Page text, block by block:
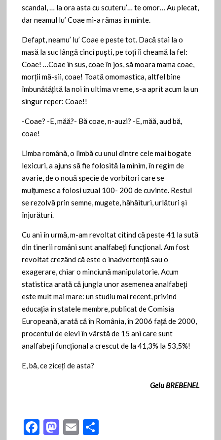
scandal, … la ora asta cu scuteru’… te omor… Au plecat,
dar neamul lu’ Coae mi-a rămas în minte.
Defapt, neamu’ lu’ Coae e peste tot. Dacă stai la o
masă la suc lângă cinci puşti, pe toţi îi cheamă la fel:
Coae! …Coae în sus, coae în jos, să moara mama coae,
morţii mă-sii, coae! Toată omomastica, altfel bine
îmbunătăţită la noi în ultima vreme, s-a aprit acum la un
singur reper: Coae!!
-Coae? -E, măă?- Bă coae, n-auzi? -E, măă, aud bă,
coae!
Limba română, o limbă cu unul dintre cele mai bogate
lexicuri, a ajuns să fie folosită la minim, în regim de
avarie, de o nouă specie de vorbitori care se
mulţumesc a folosi uzual 100- 200 de cuvinte. Restul
se rezolvă prin semne, mugete, hăhăituri, urlături şi
înjurături.
Cu ani în urmă, m-am revoltat citind că peste 41 la sută
din tinerii români sunt analfabeţi funcţional. Am fost
revoltat crezând că este o inadvertenţă sau o
exagerare, chiar o minciună manipulatorie. Acum
statistica arată că jungla unor asemenea analfabeţi
este mult mai mare: un studiu mai recent, privind
educația în statele membre, publicat de Comisia
Europeană, arată că în România, în 2006 față de 2000,
procentul de elevi în vârstă de 15 ani care sunt
analfabeți funcțional a crescut de la 41,3% la 53,5%!
E, bă, ce ziceţi de asta?
Gelu BREBENEL
F
M E